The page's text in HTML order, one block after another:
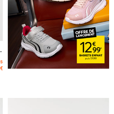
aux favoris
rapide